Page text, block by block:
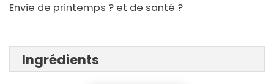
Envie de printemps ? et de santé ?
Ingrédients